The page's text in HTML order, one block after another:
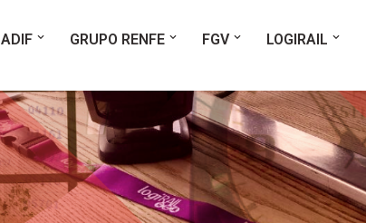
ADIF GRUPO RENFE FGV LOGIRAIL